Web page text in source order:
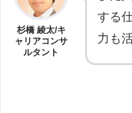
杉橋 綾太/キ
ャリアコンサ
ルタント
する
力も